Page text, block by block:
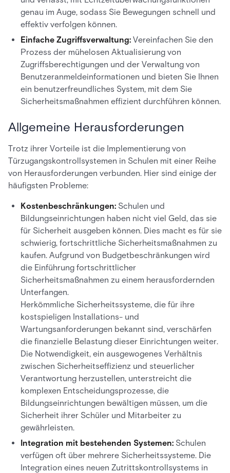
genau im Auge, sodass Sie Bewegungen schnell und
effektiv verfolgen können.
Einfache Zugriffsverwaltung: Vereinfachen Sie den
Prozess der mühelosen Aktualisierung von
Zugriffsberechtigungen und der Verwaltung von
Benutzeranmeldeinformationen und bieten Sie Ihnen
ein benutzerfreundliches System, mit dem Sie
Sicherheitsmaßnahmen effizient durchführen können.
Allgemeine Herausforderungen
Trotz ihrer Vorteile ist die Implementierung von
Türzugangskontrollsystemen in Schulen mit einer Reihe
von Herausforderungen verbunden. Hier sind einige der
häufigsten Probleme:
Kostenbeschränkungen: Schulen und
Bildungseinrichtungen haben nicht viel Geld, das sie
für Sicherheit ausgeben können. Dies macht es für sie
schwierig, fortschrittliche Sicherheitsmaßnahmen zu
kaufen. Aufgrund von Budgetbeschränkungen wird
die Einführung fortschrittlicher
Sicherheitsmaßnahmen zu einem herausfordernden
Unterfangen.
Herkömmliche Sicherheitssysteme, die für ihre
kostspieligen Installations- und
Wartungsanforderungen bekannt sind, verschärfen
die finanzielle Belastung dieser Einrichtungen weiter.
Die Notwendigkeit, ein ausgewogenes Verhältnis
zwischen Sicherheitseffizienz und steuerlicher
Verantwortung herzustellen, unterstreicht die
komplexen Entscheidungsprozesse, die
Bildungseinrichtungen bewältigen müssen, um die
Sicherheit ihrer Schüler und Mitarbeiter zu
gewährleisten.
Integration mit bestehenden Systemen: Schulen
verfügen oft über mehrere Sicherheitssysteme. Die
Integration eines neuen Zutrittskontrollsystems in